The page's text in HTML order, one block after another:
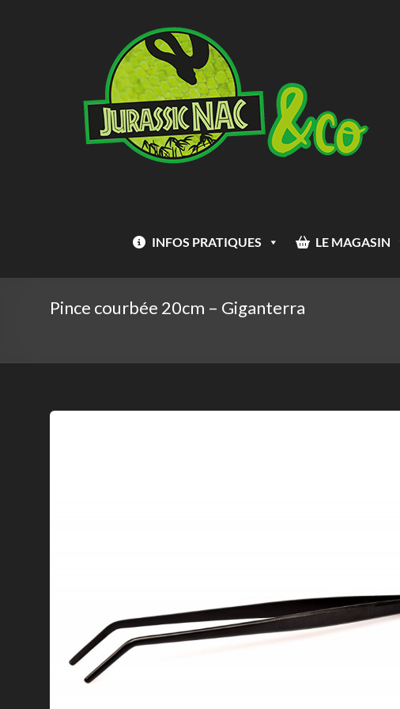
Jurassic
INFOS PRATIQUES LE MAGASIN
Pince courbée 20cm – Giganterra